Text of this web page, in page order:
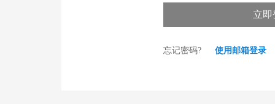
立即
忘记密码? 使用邮箱登录